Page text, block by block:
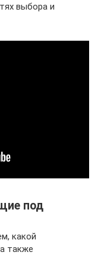
выбора и
под
какой
также